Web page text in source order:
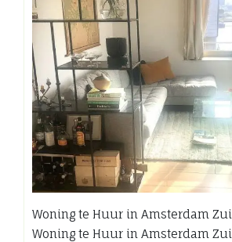
Woning te Huur in Amsterdam
Woning te Huur in Amsterdam